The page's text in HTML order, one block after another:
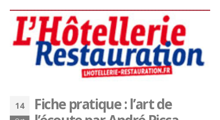
14
Fiche pratique : l’art de